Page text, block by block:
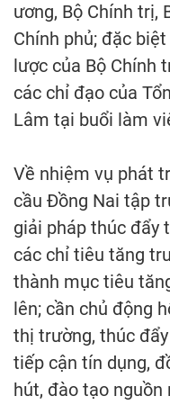
ương, Bộ Chính trị,
Chính phủ; đặc
lược của Bộ Chính
các chỉ đạo của
Lâm tại buổi làm
Về nhiệm vụ phát
cầu Đồng Nai tập
giải pháp thúc đẩy
các chỉ tiêu tăng
thành mục tiêu
lên; cần chủ động
thị trường, thúc
tiếp cận tín dụng,
hút, đào tạo nguồn